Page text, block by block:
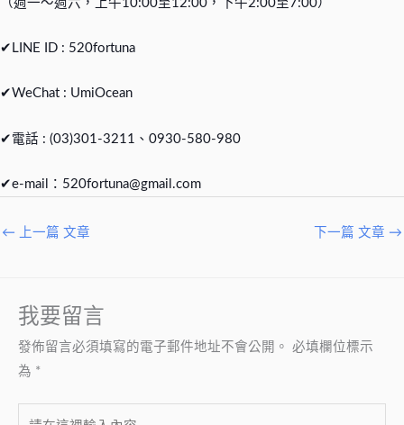
（週一～週六，上午10:00至12:00，下午2:00至7:00）
✔LINE ID : 520fortuna
✔WeChat : UmiOcean
✔電話 : (03)301-3211、0930-580-980
✔e-mail： 520fortuna@gmail.com
← 上一篇 文章 下一篇 文章 →
我要留言
發佈留言必須填寫的電子郵件地址不會公開。 必填欄位標示
為 *